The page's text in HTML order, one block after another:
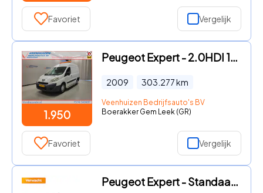
Favoriet Vergelijk
1.950
Peugeot Expert - 2.0HDI 120pk L2/H2
2009 303.277km
Veenhuizen Bedrijfsauto's BV
Boerakker Gem Leek (GR)
Favoriet Vergelijk
Peugeot Expert - Standaard - Elektrisch | 16" stalen velgen | Elektrisch bedi